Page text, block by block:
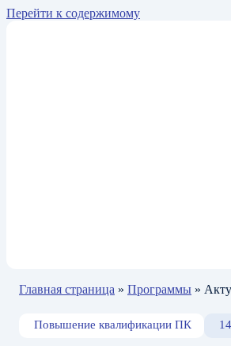
Перейти к содержимому
Главная страница » Программы »
Повышение квалификации ПК